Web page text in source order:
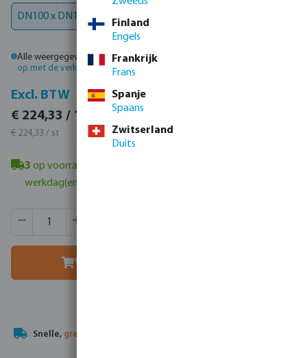
DN100 x DN100 x 4"
Alle weergegeven prijzen zijn inclusief btw.
op met de verkoopafdelingvoor aangepaste prijzen.
Excl. BTW
€ 224,33 / 1 st
€ 224,33 / st
Incl. BTW
€ 271,44 / 1 st
€ 271,44 / st
3 op voorraad in Veghel, NL
werkdag(en)
Producthoeveelheid: Voer de gewenste hoeveelheid in of
Voeg toe aan winkelmandje
Uw
Finland
Engels
Frankrijk
Frans
Spanje
Spaans
Zwitserland
Duits